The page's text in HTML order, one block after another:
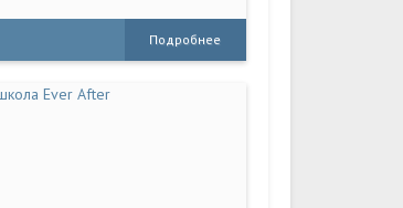
Подробнее